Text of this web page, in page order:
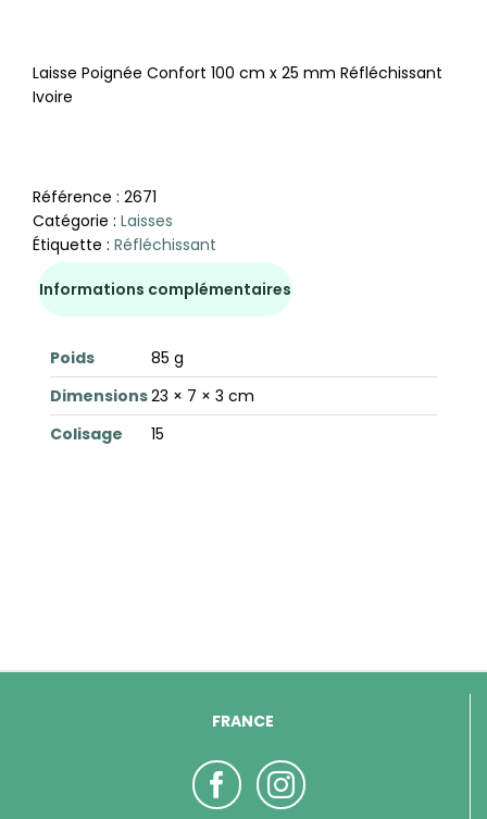
Laisse Poignée Confort 100 cm x 25 mm Réfléchissant
Ivoire
Référence : 2671
Catégorie : Laisses
Étiquette : Réfléchissant
Informations complémentaires
Poids
85 g
Dimensions23 × 7 × 3 cm
Colisage
15
FRANCE